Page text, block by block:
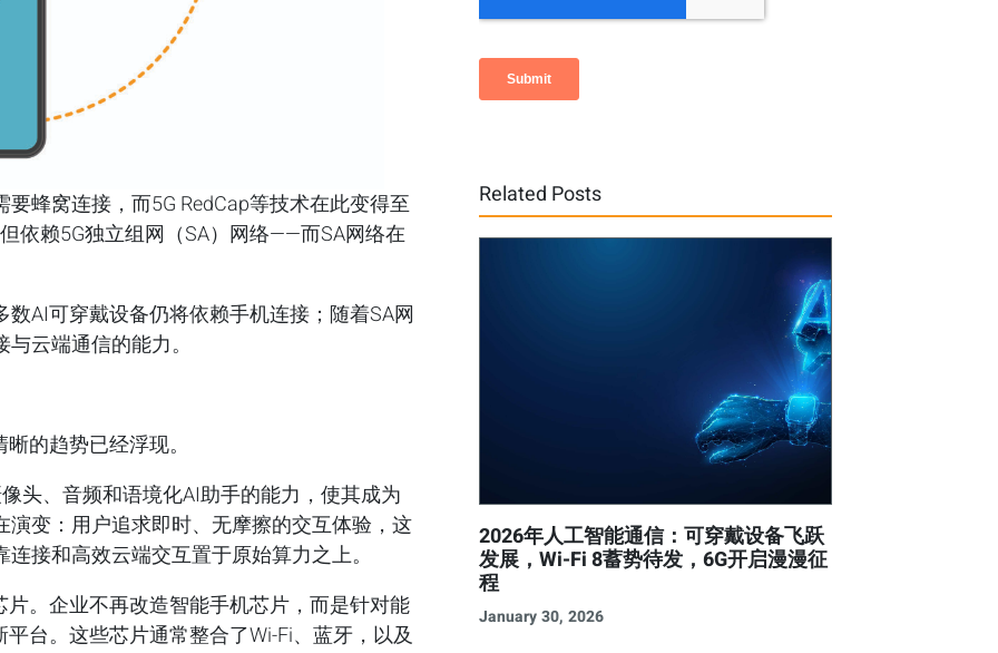
蜂窝连接，而5G RedCap等技术在此变得至
依赖5G独立组网（SA）网络——而SA网络在
AI可穿戴设备仍将依赖手机连接；随着SA网
云端通信的能力。
的趋势已经浮现。
头、音频和语境化AI助手的能力，使其成为
变：用户追求即时、无摩擦的交互体验，这
接和高效云端交互置于原始算力之上。
。企业不再改造智能手机芯片，而是针对能
台。这些芯片通常整合了Wi-Fi、蓝牙，以及
Related Posts
2026年人工智能通信：可穿戴设备飞跃
发展，Wi-Fi 8蓄势待发，6G开启漫漫征
程
January 30, 2026